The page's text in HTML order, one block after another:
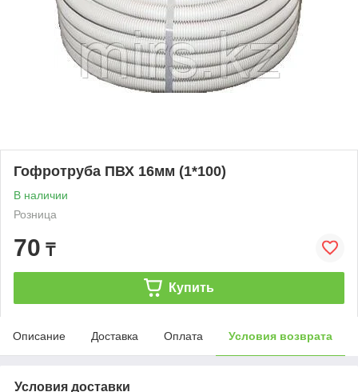
Гофротруба ПВХ 16мм (1*100)
В наличии
Розница
70 ₸
Купить
Описание Доставка Оплата Условия возврата
Условия доставки